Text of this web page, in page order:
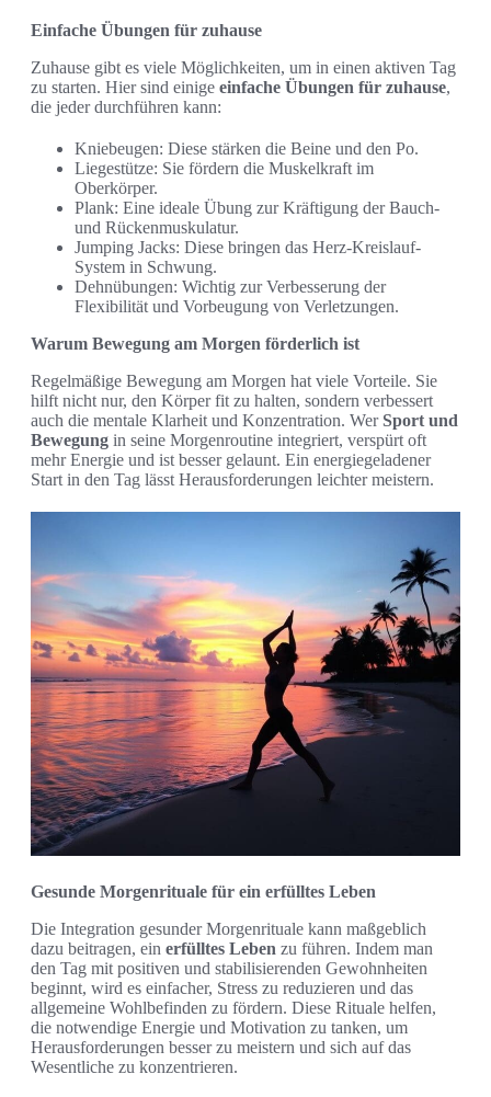
Einfache Übungen für zuhause
Zuhause gibt es viele Möglichkeiten, um in einen aktiven Tag
zu starten. Hier sind einige einfache Übungen für zuhause,
die jeder durchführen kann:
Kniebeugen: Diese stärken die Beine und den Po.
Liegestütze: Sie fördern die Muskelkraft im
Oberkörper.
Plank: Eine ideale Übung zur Kräftigung der Bauch-
und Rückenmuskulatur.
Jumping Jacks: Diese bringen das Herz-Kreislauf-
System in Schwung.
Dehnübungen: Wichtig zur Verbesserung der
Flexibilität und Vorbeugung von Verletzungen.
Warum Bewegung am Morgen förderlich ist
Regelmäßige Bewegung am Morgen hat viele Vorteile. Sie
hilft nicht nur, den Körper fit zu halten, sondern verbessert
auch die mentale Klarheit und Konzentration. WerSport und
Bewegung in seine Morgenroutine integriert, verspürt oft
mehr Energie und ist besser gelaunt. Ein energiegeladener
Start in den Tag lässt Herausforderungen leichter meistern.
Gesunde Morgenrituale für ein erfülltes Leben
Die Integration gesunder Morgenrituale kann maßgeblich
dazu beitragen, ein erfülltes Leben zu führen. Indem man
den Tag mit positiven und stabilisierenden Gewohnheiten
beginnt, wird es einfacher, Stress zu reduzieren und das
allgemeine Wohlbefinden zu fördern. Diese Rituale helfen,
die notwendige Energie und Motivation zu tanken, um
Herausforderungen besser zu meistern und sich auf das
Wesentliche zu konzentrieren.